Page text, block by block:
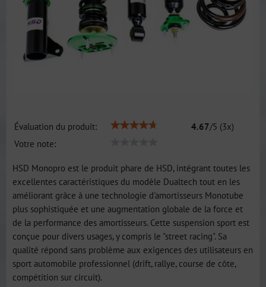
Évaluation du produit: 4.67/5 (3x)
Votre note:
HSD Monopro est le produit phare de HSD, intégrant toutes les
excellentes caractéristiques du modèle Dualtech tout en les
améliorant grâce à une technologie d'amortisseurs Monotube
plus sophistiquée et une augmentation globale de la force et
de la performance des amortisseurs. Cette suspension sport est
conçue pour divers usages, y compris le "street racing". Sa
qualité répond sans problème aux exigences des utilisateurs en
sport automobile professionnel (drift, rallye, course de côte,
compétition sur circuit).